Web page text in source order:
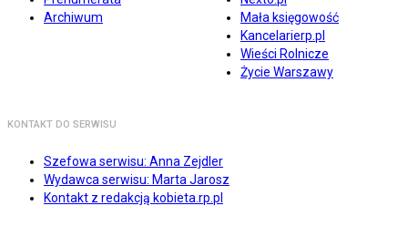
Archiwum
Mała księgowość
Kancelarierp.pl
Wieści Rolnicze
Życie Warszawy
KONTAKT DO SERWISU
Szefowa serwisu: Anna Zejdler
Wydawca serwisu: Marta Jarosz
Kontakt z redakcją kobieta.rp.pl